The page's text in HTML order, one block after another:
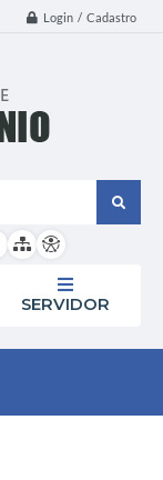
Login / Cadastro
SERVIDOR